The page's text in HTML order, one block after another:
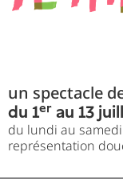
un spectacle
du 1er au 13
du lundi au
représentation